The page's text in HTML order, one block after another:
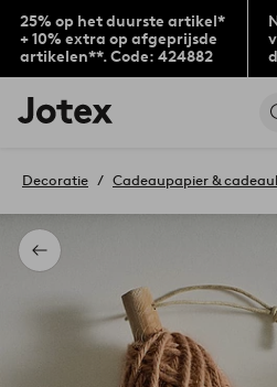
25% op het duurste artikel*
+ 10% extra op afgeprijsde
artikelen**. Code: 424882
Jotex
logo
to
home
page
Terug
Decoratie Cadeaupapier &